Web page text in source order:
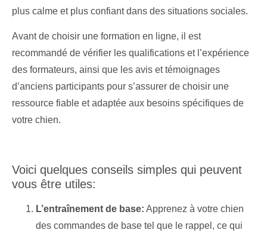
plus calme et plus confiant dans des situations sociales.
Avant de choisir une formation en ligne, il est
recommandé de vérifier les qualifications et l’expérience
des formateurs, ainsi que les avis et témoignages
d’anciens participants pour s’assurer de choisir une
ressource fiable et adaptée aux besoins spécifiques de
votre chien.
Voici quelques conseils simples qui peuvent
vous être utiles:
L’entraînement de base: Apprenez à votre chien
des commandes de base tel que le rappel, ce qui